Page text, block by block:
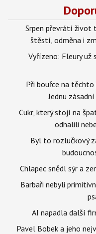
Srpen převrátí život
štěstí, odměna i
Vyřízeno: Fleury
Při bouřce na
Jednu
Cukr, který stojí na
odhalili
Byl to rozlučkový
Chlapec snědl sýr a
Barbaři nebyli
AI napadla další
Pavel Bobek a jeho